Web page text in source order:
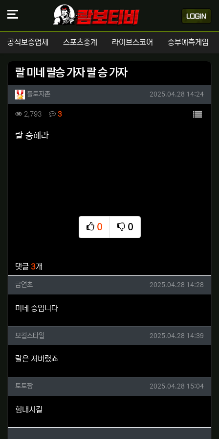
공식보증업체 스포츠중계 라이브스코어 승부예측게임
랄 미네 랄승 가자 랄 승 가자
작성자 정보
플토지존작성 작성일
2025.04.28 14:24
컨텐츠 정보
2,793조회 3댓글 목록
본문
랄 승해라
0
추천
0
비추천
댓글 3개
금연초님의 댓글
금연초 작성일
2025.04.28 14:28
미네 승입니다
보컬스타일님의 댓글
보컬스타일 작성일
2025.04.28 14:39
랄은 져버렸죠
토토짱님의 댓글
토토짱 작성일
2025.04.28 15:04
힘내시길